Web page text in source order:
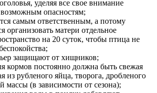
уделяя все свое внимание
опасностям;
самым ответственным, а потому
организовать матери отдельное
на 20 суток, чтобы птица не
защищают от хищников;
кормов постоянно должна быть свежая
из рубленого яйца, творога, дробленого
массы (в зависимости от сезона);